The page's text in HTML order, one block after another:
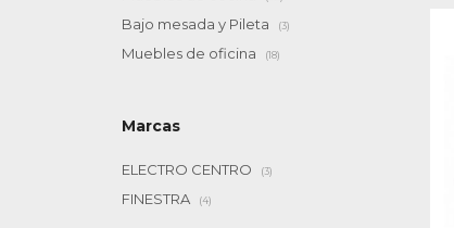
Bajo mesada y Pileta (3)
Muebles de oficina (18)
Marcas
ELECTRO CENTRO (3)
FINESTRA (4)